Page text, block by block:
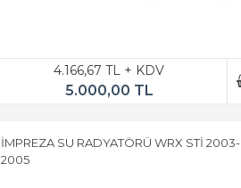
4.166,67 TL + KDV
5.000,00 TL
İMPREZA SU RADYATÖRÜ WRX STİ 2003-
2005